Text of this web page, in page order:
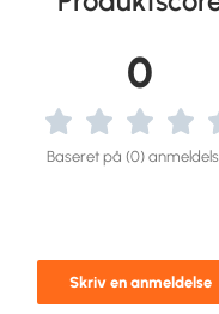
0
Baseret på (0)
Skriv en anmeldelse